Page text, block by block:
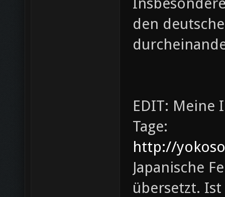
den
EDIT:
Tage:
http://
Japanische
übersetzt.